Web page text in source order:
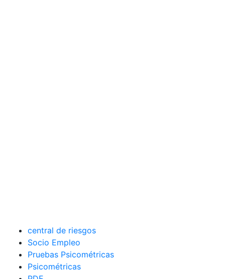
central de riesgos
Socio Empleo
Pruebas Psicométricas
Psicométricas